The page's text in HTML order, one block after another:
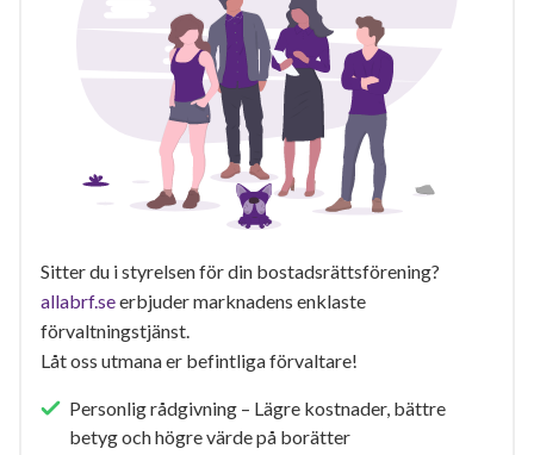
Sitter du i styrelsen för din bostadsrättsförening?
allabrf.seerbjuder marknadens enklaste
förvaltningstjänst.
Låt oss utmana er befintliga förvaltare!
Personlig rådgivning – Lägre kostnader, bättre
betyg och högre värde på borätter